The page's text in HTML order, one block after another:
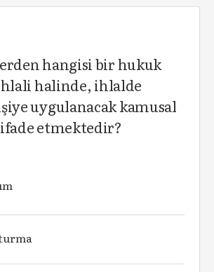
hangisi bir hukuk
halinde, ihlalde
uygulanacak kamusal
etmektedir?